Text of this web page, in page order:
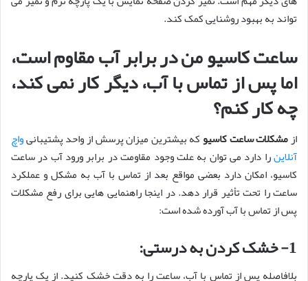
‌تواند به بهبود روشنایی کمک کند.
ساعت کاسیو من در برابر آب مقاوم است،
اما پس از تماس با آب، دیگر کار نمی‌ کند،
چه کار کنم؟
ازمشکلات ساعت کاسیوکه بیشترین میزان پرسش از واحد پشتیبانیواچ
آنلاینرا دارد می توان به علت وجود مقاومت در برابر ورود آب در ساعت
کاسیو، امکان دارد بعضی مواقع بعد از تماس با آب به مشکل و عملکرد
ساعت را تحت تأثیر قرار دهد. در اینجا راهنمایی‌ هایی برای رفع مشکلات
پس از تماس با آب آورده شده است:
1- خشک کردن به درستی:
بلافاصله پس از تماس با آب، ساعت را به دقت خشک کنید. از یک پارچه